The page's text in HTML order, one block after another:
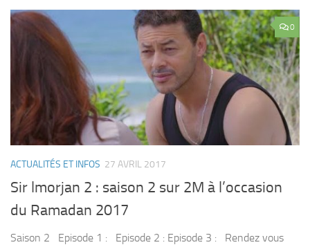
0
ACTUALITÉS ET INFOS 27 AVRIL 2017
Sir lmorjan 2 : saison 2 sur 2M à l’occasion
du Ramadan 2017
Saison 2 Episode 1 : Episode 2 : Episode 3 : Rendez vous